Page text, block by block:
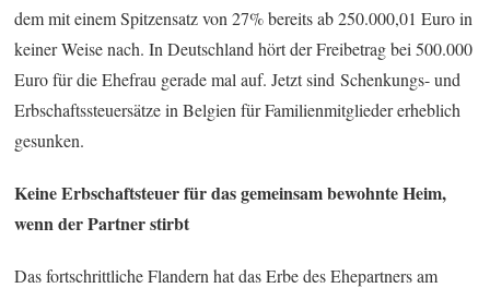
dem mit einem Spitzensatz von 27% bereits ab 250.000,01 Euro in
keiner Weise nach. In Deutschland hört der Freibetrag bei 500.000
Euro für die Ehefrau gerade mal auf. Jetzt sind Schenkungs- und
Erbschaftssteuersätze in Belgien für Familienmitglieder erheblich
gesunken.
Keine Erbschaftsteuer für das gemeinsam bewohnte Heim,
wenn der Partner stirbt
Das fortschrittliche Flandern hat das Erbe des Ehepartners am